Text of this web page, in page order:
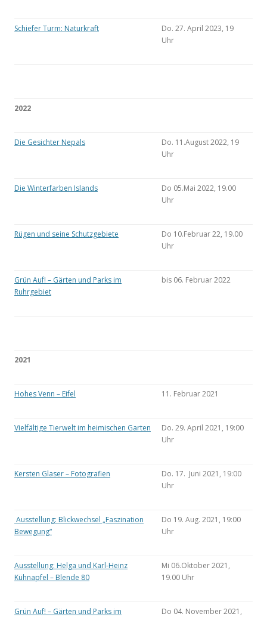
Schiefer Turm: Naturkraft
Do. 27. April 2023, 19
Uhr
2022
Die Gesichter Nepals
Do. 11.August 2022, 19
Uhr
Die Winterfarben Islands
Do 05.Mai 2022, 19.00
Uhr
Rügen und seine Schutzgebiete
Do 10.Februar 22, 19.00
Uhr
Grün Auf! – Gärten und Parks im
Ruhrgebiet
bis 06. Februar 2022
2021
Hohes Venn – Eifel 11. Februar 2021
Vielfältige Tierwelt im heimischen Garten
Do. 29. April 2021, 19:00
Uhr
Kersten Glaser – Fotografien
Do. 17. Juni 2021, 19:00
Uhr
Ausstellung: Blickwechsel „Faszination
Bewegung“
Do 19. Aug. 2021, 19:00
Uhr
Ausstellung: Helga und Karl-Heinz
Kühnapfel – Blende 80
Mi 06.Oktober 2021,
19.00 Uhr
Grün Auf! – Gärten und Parks im
Do 04. November 2021,